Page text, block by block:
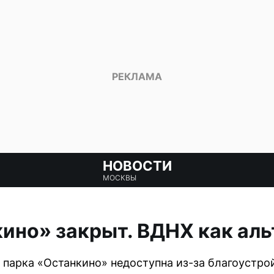
НОВОСТИ
МОСКВЫ
закрыт. ВДНХ как
«Останкино» недоступна из-за